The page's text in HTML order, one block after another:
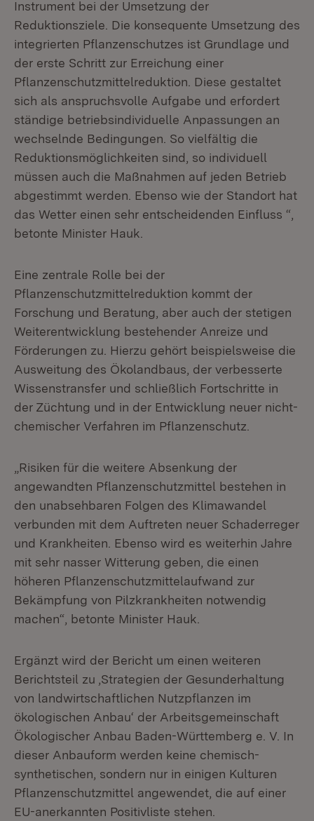
Instrument bei der Umsetzung der
Reduktionsziele. Die konsequente Umsetzung des
integrierten Pflanzenschutzes ist Grundlage und
der erste Schritt zur Erreichung einer
Pflanzenschutzmittelreduktion. Diese gestaltet
sich als anspruchsvolle Aufgabe und erfordert
ständige betriebsindividuelle Anpassungen an
wechselnde Bedingungen. So vielfältig die
Reduktionsmöglichkeiten sind, so individuell
müssen auch die Maßnahmen auf jeden Betrieb
abgestimmt werden. Ebenso wie der Standort hat
das Wetter einen sehr entscheidenden Einfluss “,
betonte Minister Hauk.
Eine zentrale Rolle bei der
Pflanzenschutzmittelreduktion kommt der
Forschung und Beratung, aber auch der stetigen
Weiterentwicklung bestehender Anreize und
Förderungen zu. Hierzu gehört beispielsweise die
Ausweitung des Ökolandbaus, der verbesserte
Wissenstransfer und schließlich Fortschritte in
der Züchtung und in der Entwicklung neuer nicht-
chemischer Verfahren im Pflanzenschutz.
„Risiken für die weitere Absenkung der
angewandten Pflanzenschutzmittel bestehen in
den unabsehbaren Folgen des Klimawandel
verbunden mit dem Auftreten neuer Schaderreger
und Krankheiten. Ebenso wird es weiterhin Jahre
mit sehr nasser Witterung geben, die einen
höheren Pflanzenschutzmittelaufwand zur
Bekämpfung von Pilzkrankheiten notwendig
machen“, betonte Minister Hauk.
Ergänzt wird der Bericht um einen weiteren
Berichtsteil zu ‚Strategien der Gesunderhaltung
von landwirtschaftlichen Nutzpflanzen im
ökologischen Anbau‘ der Arbeitsgemeinschaft
Ökologischer Anbau Baden-Württemberg e. V. In
dieser Anbauform werden keine chemisch-
synthetischen, sondern nur in einigen Kulturen
Pflanzenschutzmittel angewendet, die auf einer
EU-anerkannten Positivliste stehen.